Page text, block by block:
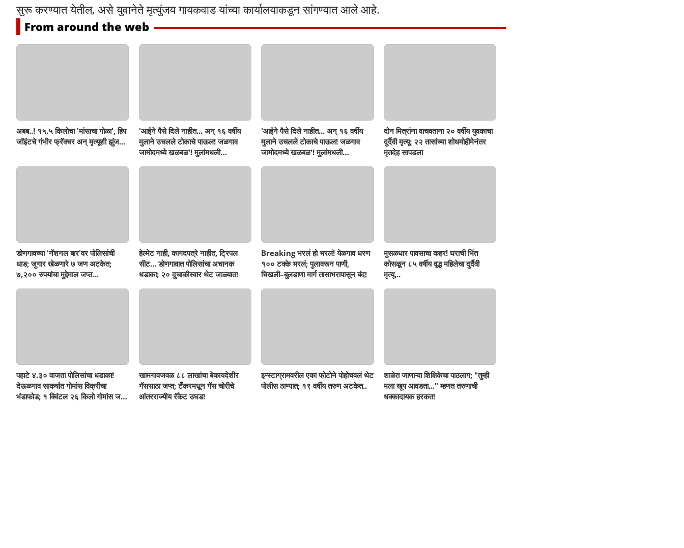
सुरू करण्यात येतील, असे युवानेते मृत्युंजय गायकवाड यांच्या कार्यालयाकडून सांगण्यात आले आहे.
From around the web
अबब..! १५.५ किलोचा 'मांसाचा गोळा', हिप
जॉइंटचे गंभीर फ्रॅक्चर अन् मृत्यूशी झुंज...
'आईने पैसे दिले नाहीत... अन् १६ वर्षीय
मुलाने उचलले टोकाचे पाऊल! जळगाव
जामोदमध्ये खळबळ'! मुलांमधली
'आईने पैसे दिले नाहीत... अन् १६ वर्षीय
मुलाने उचलले टोकाचे पाऊल! जळगाव
जामोदमध्ये खळबळ'! मुलांमधली
दोन मित्रांना वाचवताना २० वर्षीय युवकाचा
दुर्दैवी मृत्यू; २२ तासांच्या शोधमोहीमेनंतर
मृतदेह सापडला
डोणगावच्या 'नॅशनल बार'वर पोलिसांची
धाड; जुगार खेळणारे ७ जण अटकेत;
७,२०० रुपयांचा मुद्देमाल जप्त...
हेल्मेट नाही, कागदपत्रे नाहीत, ट्रिपल
सीट... डोणगावात पोलिसांचा अचानक
धडाका; २० दुचाकीस्वार थेट जाळ्यात!
Breaking भरलं हो भरलं! येळगाव धरण
१०० टक्के भरलं; पुलावरून पाणी,
चिखली–बुलडाणा मार्ग तासाभरापासून बंद!
मुसळधार पावसाचा कहर! घराची भिंत
कोसळून ८५ वर्षीय वृद्ध महिलेचा दुर्दैवी
मृत्यू...
पहाटे ४.३० वाजता पोलिसांचा धडाका!
देऊळगाव साकर्षात गोमांस विक्रीचा
भंडाफोड; १ क्विंटल २६ किलो गोमांस जप्त,
खामगावजवळ ८८ लाखांचा बेकायदेशीर
गॅससाठा जप्त; टँकरमधून गॅस चोरीचे
आंतरराज्यीय रॅकेट उघड!
इन्स्टाग्रामवरील एका फोटोने पोहोचवलं थेट
पोलीस ठाण्यात; १९ वर्षीय तरुण अटकेत..
शाळेत जाणाऱ्या शिक्षिकेचा पाठलाग; "तुम्ही
मला खूप आवडता..." म्हणत तरुणाची
धक्कादायक हरकत!